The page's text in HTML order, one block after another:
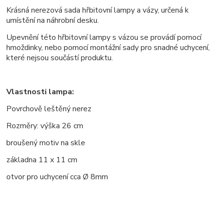
Krásná nerezová sada hřbitovní lampy a vázy, určená k
umístění na náhrobní desku.
Upevnění této hřbitovní lampy s vázou se provádí pomocí
hmoždinky, nebo pomocí montážní sady pro snadné uchycení,
které nejsou součástí produktu.
Vlastnosti lampa:
Povrchově leštěný nerez
Rozměry: výška 26 cm
broušený motiv na skle
základna 11 x 11 cm
otvor pro uchycení ccaØ8mm